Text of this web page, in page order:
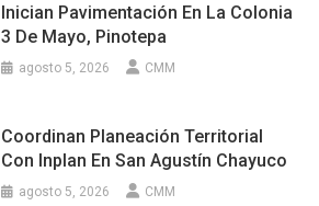
Inician Pavimentación En La Colonia
3 De Mayo, Pinotepa
agosto 5, 2026 CMM
Coordinan Planeación Territorial
Con Inplan En San Agustín Chayuco
agosto 5, 2026 CMM